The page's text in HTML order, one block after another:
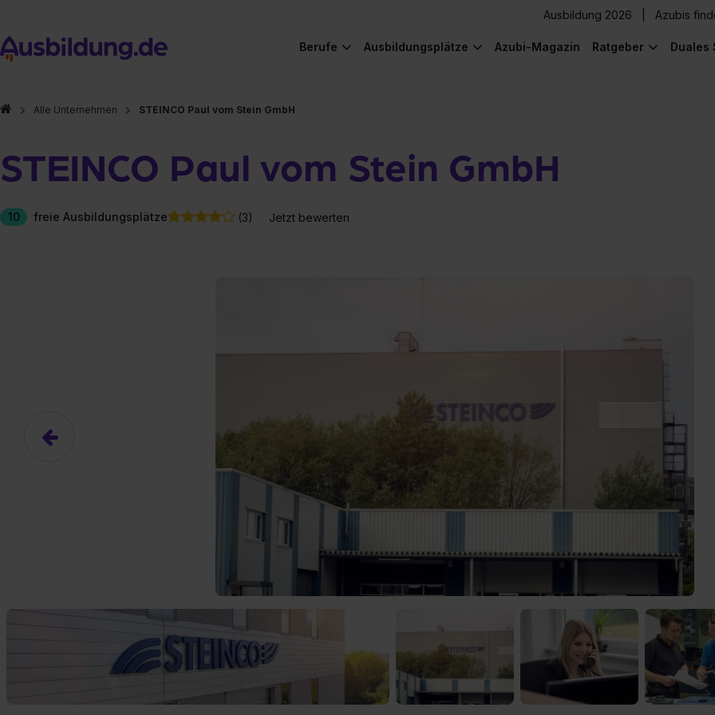
Ausbildung 2026 Azubis
Berufe Ausbildungsplätze Azubi-Magazin Ratgeber Duales
Alle Unternehmen STEINCO Paul vom Stein GmbH
STEINCO Paul vom Stein GmbH
10 freie Ausbildungsplätze (3) Jetzt bewerten
Hier gibt es (eigentlich) was Cooles zu sehen!
Ja, ich erlaube die externen Inhalte von YouTube.
Ich bin damit einverstanden, dass mir die externen Inhalte angezeigt werden. Personenbezogene Daten
an Drittplattformen übermittelt werden. Mehr Infos gibt es in der
Datenschutzerklärung